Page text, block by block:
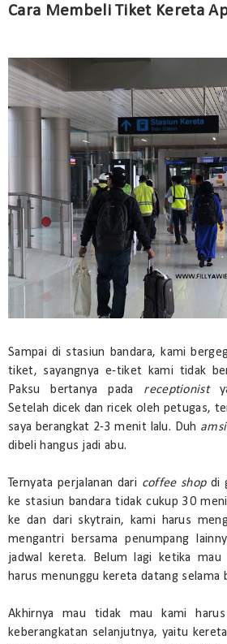
Cara Membeli Tiket Kereta
Sampai di stasiun bandara, kami
tiket, sayangnya e-tiket kami tidak
Paksu bertanya pada receptionist
Setelah dicek dan ricek oleh petugas,
saya berangkat 2-3 menit lalu. Duh
dibeli hangus jadi abu.
Ternyata perjalanan dari coffee shop di
ke stasiun bandara tidak cukup 30
ke dan dari skytrain, kami harus
mengantri bersama penumpang
jadwal kereta. Belum lagi ketika mau
harus menunggu kereta datang selama
Akhirnya mau tidak mau kami
keberangkatan selanjutnya, yaitu